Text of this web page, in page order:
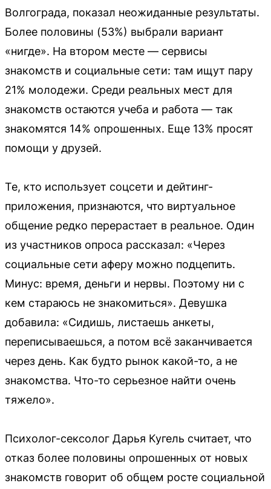
Волгограда, показал неожиданные результаты.
Более половины (53%) выбрали вариант
«нигде». На втором месте — сервисы
знакомств и социальные сети: там ищут пару
21% молодежи. Среди реальных мест для
знакомств остаются учеба и работа — так
знакомятся 14% опрошенных. Еще 13% просят
помощи у друзей.
Те, кто использует соцсети и дейтинг-
приложения, признаются, что виртуальное
общение редко перерастает в реальное. Один
из участников опроса рассказал: «Через
социальные сети аферу можно подцепить.
Минус: время, деньги и нервы. Поэтому ни с
кем стараюсь не знакомиться». Девушка
добавила: «Сидишь, листаешь анкеты,
переписываешься, а потом всё заканчивается
через день. Как будто рынок какой-то, а не
знакомства. Что-то серьезное найти очень
тяжело».
Психолог-сексолог Дарья Кугель считает, что
отказ более половины опрошенных от новых
знакомств говорит об общем росте социальной